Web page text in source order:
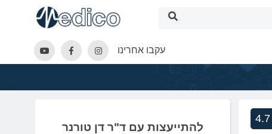
עקבו אחרינו
4.7
להתייעצות עם ד"ר דן טורנר